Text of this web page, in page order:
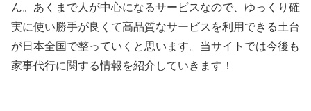
ん。あくまで人が中心になるサービスなので、ゆっくり確
実に使い勝手が良くて高品質なサービスを利用できる土台
が日本全国で整っていくと思います。当サイトでは今後も
家事代行に関する情報を紹介していきます！